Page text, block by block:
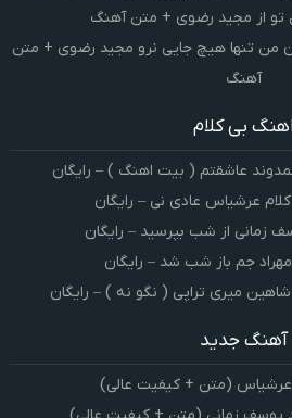
تو از مجید رضوی + متن آهنگ
من تنها هیچ جایی نرو مجید رضوی + متن
آهنگ
اهنگ بی کلام
عاشقتم ( بیت اهنگ ) – رایگان
عرشیاس عادی نی – رایگان
زمانی از شب بپرسید – رایگان
جم باز شب شد – رایگان
میری تراپی ( نگو نه ) – رایگان
آهنگ جدید
(متن + کیفیت عالی)